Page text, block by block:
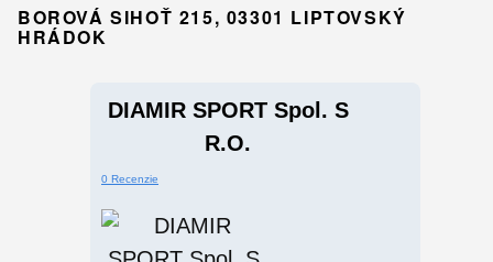
BOROVÁ SIHOŤ 215, 03301 LIPTOVSKÝ
HRÁDOK
DIAMIR SPORT Spol. S
R.o.
0 Recenzie